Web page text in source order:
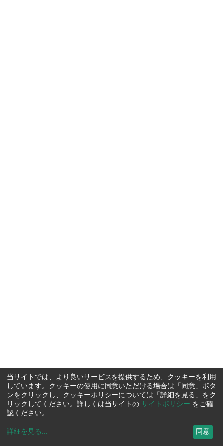
当サイトでは、より良いサービスを提供するため、クッキーを利用
しています。クッキーの使用に同意いただける場合は「同意」ボタ
ンをクリックし、クッキーポリシーについては「詳細を見る」をク
リックしてください。詳しくは当サイトの サイトポリシー をご確
認ください。
詳細を見る ... 同意